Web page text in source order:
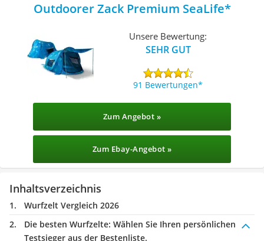
Outdoorer Zack Premium SeaLife
Unsere Bewertung:
SEHR GUT
91 Bewertungen
Zum Angebot »
Zum Ebay-Angebot »
Inhaltsverzeichnis
Wurfzelt Vergleich 2026
Die besten Wurfzelte: Wählen Sie Ihren persönlichen
Testsieger aus der Bestenliste.